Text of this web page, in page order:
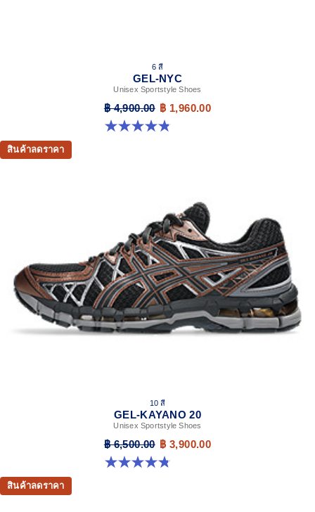
6 สี
GEL-NYC
Unisex Sportstyle Shoes
฿ 4,900.00 ฿ 1,960.00
4.8 จาก 5 ดาว 1673 รีวิว
สินค้าลดราคา
10 สี
GEL-KAYANO 20
Unisex Sportstyle Shoes
฿ 6,500.00 ฿ 3,900.00
4.8 จาก 5 ดาว 220 รีวิว
สินค้าลดราคา